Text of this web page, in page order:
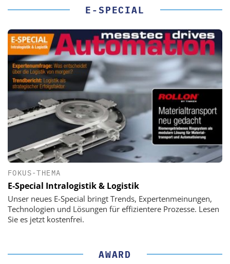
E-SPECIAL
FOKUS-THEMA
E-Special Intralogistik & Logistik
Unser neues E-Special bringt Trends, Expertenmeinungen,
Technologien und Lösungen für effizientere Prozesse. Lesen
Sie es jetzt kostenfrei.
AWARD